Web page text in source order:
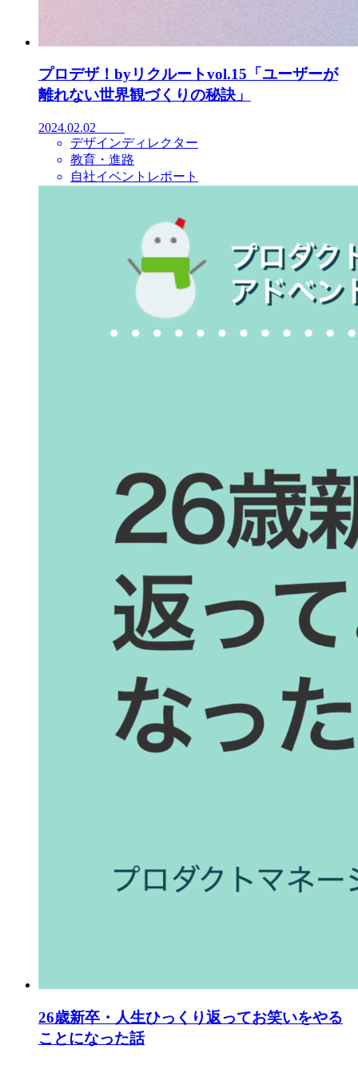
プロデザ！byリクルートvol.15「ユーザーが
離れない世界観づくりの秘訣」
2024.02.02
デザインディレクター
教育・進路
自社イベントレポート
26歳新卒・人生ひっくり返ってお笑いをやる
ことになった話